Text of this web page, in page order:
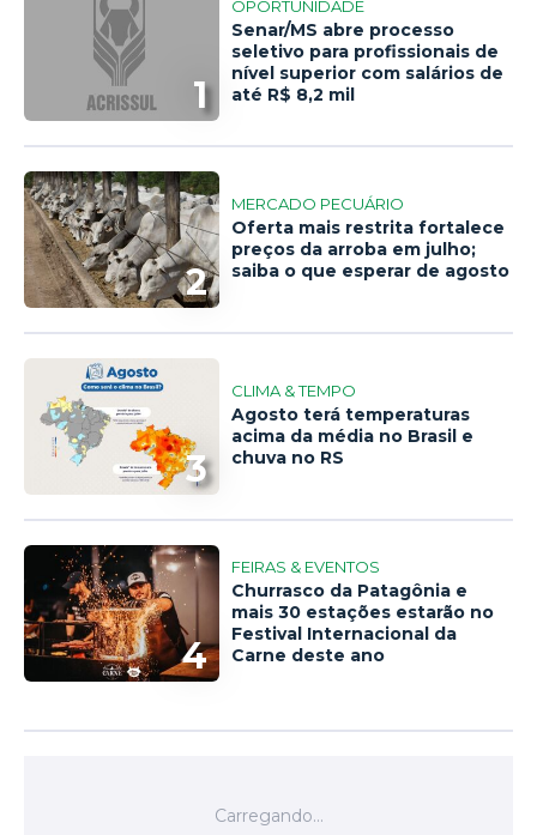
1
OPORTUNIDADE
Senar/MS abre processo
seletivo para profissionais de
nível superior com salários de
até R$ 8,2 mil
2
MERCADO PECUÁRIO
Oferta mais restrita fortalece
preços da arroba em julho;
saiba o que esperar de agosto
3
CLIMA & TEMPO
Agosto terá temperaturas
acima da média no Brasil e
chuva no RS
4
FEIRAS & EVENTOS
Churrasco da Patagônia e
mais 30 estações estarão no
Festival Internacional da
Carne deste ano